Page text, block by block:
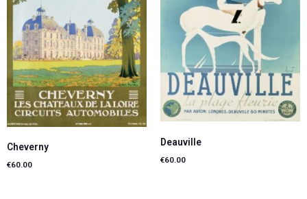
Cheverny
€60.00
Deauville
€60.00